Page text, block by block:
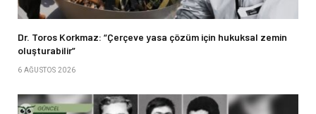
Dr. Toros Korkmaz: “Çerçeve yasa çözüm için hukuksal zemin
oluşturabilir”
6 AĞUSTOS 2026